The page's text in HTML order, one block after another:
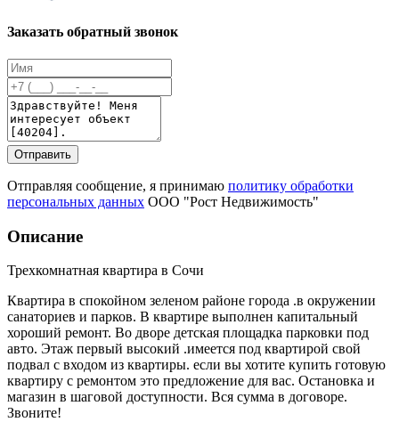
Заказать обратный звонок
Отправить
Отправляя сообщение, я принимаю политику обработки
персональных данных ООО "Рост Недвижимость"
Описание
Трехкомнатная квартира в Сочи
Квартира в спокойном зеленом районе города .в окружении
санаториев и парков. В квартире выполнен капитальный
хороший ремонт. Во дворе детская площадка парковки под
авто. Этаж первый высокий .имеется под квартирой свой
подвал с входом из квартиры. если вы хотите купить готовую
квартиру с ремонтом это предложение для вас. Остановка и
магазин в шаговой доступности. Вся сумма в договоре.
Звоните!